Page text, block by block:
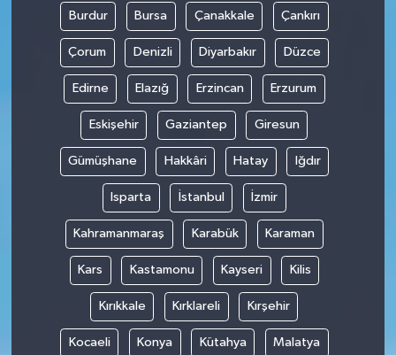
Burdur Bursa Çanakkale Çankırı
Çorum Denizli Diyarbakır Düzce
Edirne Elazığ Erzincan Erzurum
Eskişehir Gaziantep Giresun
Gümüşhane Hakkâri Hatay Iğdır
Isparta İstanbul İzmir
Kahramanmaraş Karabük Karaman
Kars Kastamonu Kayseri Kilis
Kırıkkale Kırklareli Kırşehir
Kocaeli Konya Kütahya Malatya